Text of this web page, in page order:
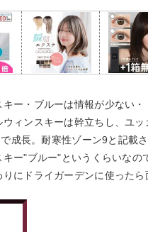
ー・ブルーは情報が少ない・
ィンスキーは幹立ちし、ユッ
成長。耐寒性ゾーン9と記載
ー"ブルー"というくらいなの
にドライガーデンに使ったら